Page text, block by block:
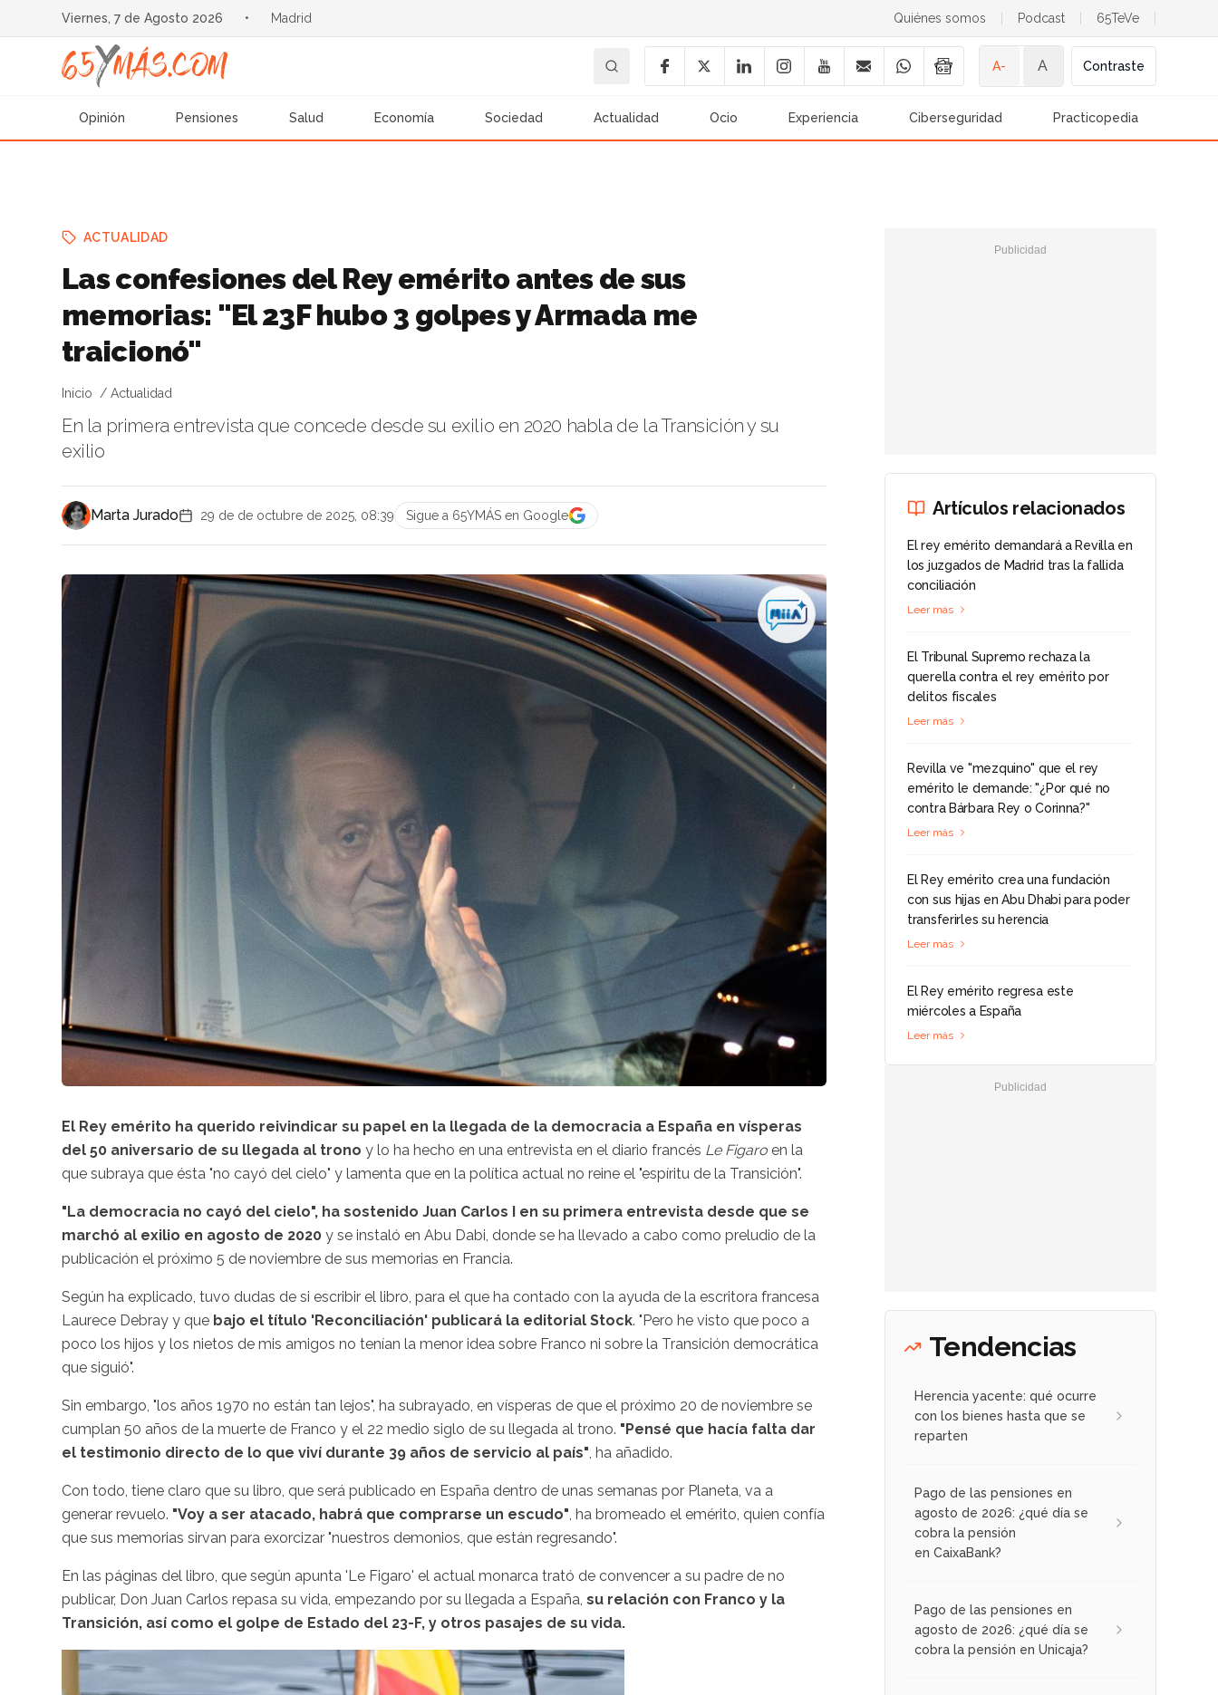
Viernes, 7 de Agosto 2026 • Madrid Quiénes somos Podcast 65TeVe
A- A Contraste
Opinión Pensiones Salud Economía Sociedad Actualidad Ocio Experiencia Ciberseguridad Practicopedia
ACTUALIDAD
Las confesiones del Rey emérito antes de sus
memorias: "El 23F hubo 3 golpes y Armada me
traicionó"
Inicio Actualidad
En la primera entrevista que concede desde su exilio en 2020 habla de la Transición y su
exilio
Marta Jurado 29 de de octubre de 2025, 08:39 Sigue a 65YMÁS en Google
El Rey emérito ha querido reivindicar su papel en la llegada de la democracia a España en vísperas
del 50 aniversario de su llegada al trono y lo ha hecho en una entrevista en el diario francés Le Figaro en la
que subraya que ésta "no cayó del cielo" y lamenta que en la política actual no reine el "espíritu de la Transición".
"La democracia no cayó del cielo", ha sostenido Juan Carlos I en su primera entrevista desde que se
marchó al exilio en agosto de 2020 y se instaló en Abu Dabi, donde se ha llevado a cabo como preludio de la
publicación el próximo 5 de noviembre de sus memorias en Francia.
Según ha explicado, tuvo dudas de si escribir el libro, para el que ha contado con la ayuda de la escritora francesa
Laurece Debray y que bajo el título 'Reconciliación' publicará la editorial Stock. "Pero he visto que poco a
poco los hijos y los nietos de mis amigos no tenían la menor idea sobre Franco ni sobre la Transición democrática
que siguió".
Sin embargo, "los años 1970 no están tan lejos", ha subrayado, en vísperas de que el próximo 20 de noviembre se
cumplan 50 años de la muerte de Franco y el 22 medio siglo de su llegada al trono. "Pensé que hacía falta dar
el testimonio directo de lo que viví durante 39 años de servicio al país" , ha añadido.
Con todo, tiene claro que su libro, que será publicado en España dentro de unas semanas por Planeta, va a
generar revuelo. "Voy a ser atacado, habrá que comprarse un escudo" , ha bromeado el emérito, quien confía
que sus memorias sirvan para exorcizar "nuestros demonios, que están regresando".
En las páginas del libro, que según apunta 'Le Figaro' el actual monarca trató de convencer a su padre de no
publicar, Don Juan Carlos repasa su vida, empezando por su llegada a España, su relación con Franco y la
Transición, así como el golpe de Estado del 23-F, y otros pasajes de su vida.
Artículos relacionados
El rey emérito demandará a Revilla en
los juzgados de Madrid tras la fallida
conciliación
Leer más
El Tribunal Supremo rechaza la
querella contra el rey emérito por
delitos fiscales
Leer más
Revilla ve "mezquino" que el rey
emérito le demande: "¿Por qué no
contra Bárbara Rey o Corinna?"
Leer más
El Rey emérito crea una fundación
con sus hijas en Abu Dhabi para poder
transferirles su herencia
Leer más
El Rey emérito regresa este
miércoles a España
Leer más
Tendencias
Herencia yacente: qué ocurre
con los bienes hasta que se
reparten
Pago de las pensiones en
agosto de 2026: ¿qué día se
cobra la pensión
en CaixaBank?
Pago de las pensiones en
agosto de 2026: ¿qué día se
cobra la pensión en Unicaja?